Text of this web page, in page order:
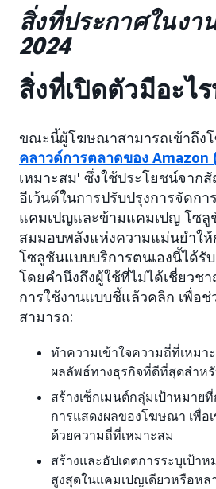
สิ่งที่ประกาศในงาน
2024
สิ่งที่เปิดตัวมีอะไ
ขณะนี้ผู้โฆษณาสามารถเข้าถึง
คลาวด์การตลาดของ Amazon
เหมาะสม' ซึ่งใช้ประโยชน์จาก
อีเว้นต์ในการปรับปรุงการจัดก
แคมเปญและข้ามแคมเปญ โซลู
สมมอบพลังแห่งความแม่นยำใ
โซลูชันแบบบริการตนเองนี้ได้รั
โดยคำนึงถึงผู้ใช้ที่ไม่ได้เชี่ยวช
การใช้งานแบบชี้แล้วคลิก เพื่อ
สามารถ:
ทำความเข้าใจความถี่ที่เหมา
ผลลัพธ์ทางธุรกิจที่ดีที่สุดสำ
สร้างเซ็กเมนต์กลุ่มเป้าหมาย
การแสดงผลของโฆษณา เพื่อ
ด้วยความถี่ที่เหมาะสม
สร้างและอัปเดตการระบุเป้า
สูงสุดในแคมเปญเดียวหรือห